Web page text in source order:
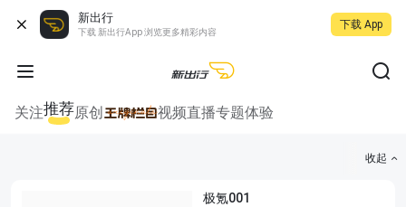
新出行
下载 新出行App 浏览更多精彩内容
下载 App
关注推荐原创 视频直播专题体验
收起
极氪001